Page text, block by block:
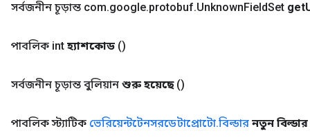
সর্বজনীন চূড়ান্ত com.google.protobuf.UnknownFieldSet get
পাবলিক int হ্যাশকোড ()
সর্বজনীন চূড়ান্ত বুলিয়ান শুরু হয়েছে ()
পাবলিক স্ট্যাটিক ভেরিয়েন্টটেনসরডেটাপ্রোটো.বিল্ডার নতুন বিল্ডার